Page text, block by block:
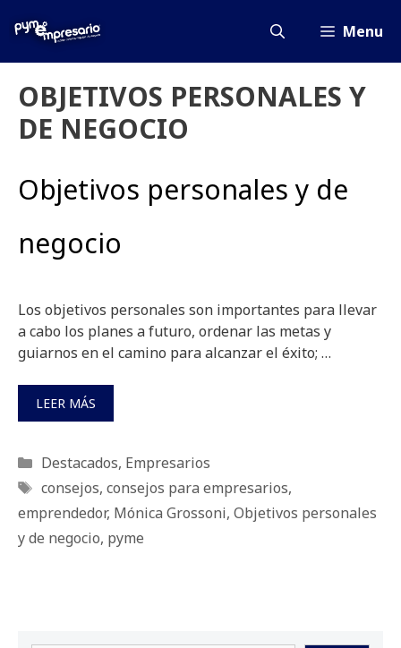
Menu
OBJETIVOS PERSONALES Y
DE NEGOCIO
Objetivos personales y de
negocio
Los objetivos personales son importantes para llevar
a cabo los planes a futuro, ordenar las metas y
guiarnos en el camino para alcanzar el éxito; …
LEER MÁS
Categorías
Destacados, Empresarios
Etiquetas
consejos, consejos para empresarios,
emprendedor, Mónica Grossoni, Objetivos personales
y de negocio, pyme